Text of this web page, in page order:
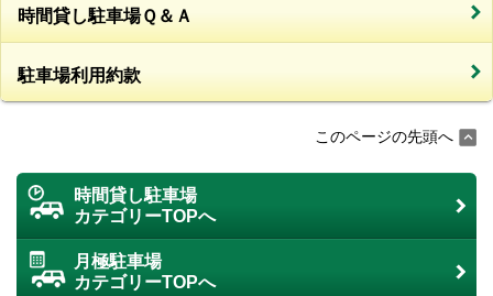
時間貸し駐車場Ｑ＆Ａ
駐車場利用約款
このページの先頭へ
時間貸し駐車場
カテゴリーTOPへ
月極駐車場
カテゴリーTOPへ